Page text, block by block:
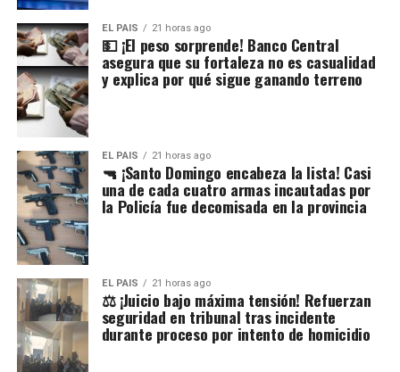
EL PAIS 21 horas ago
💵 ¡El peso sorprende! Banco Central
asegura que su fortaleza no es casualidad
y explica por qué sigue ganando terreno
EL PAIS 21 horas ago
🔫 ¡Santo Domingo encabeza la lista! Casi
una de cada cuatro armas incautadas por
la Policía fue decomisada en la provincia
EL PAIS 21 horas ago
⚖️ ¡Juicio bajo máxima tensión! Refuerzan
seguridad en tribunal tras incidente
durante proceso por intento de homicidio